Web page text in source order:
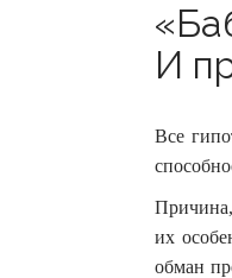
И
Все
их
обман